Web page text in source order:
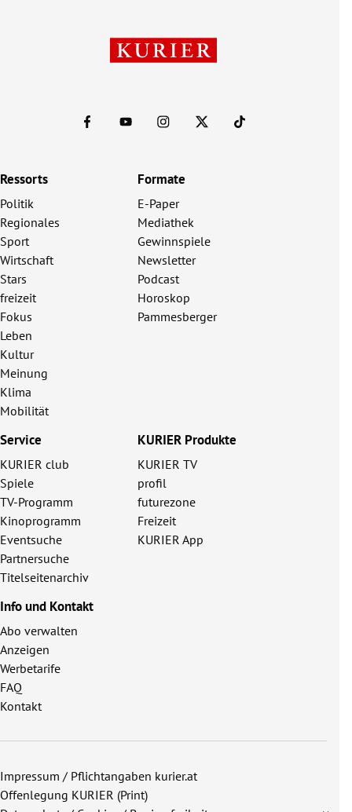
Ressorts
Politik
Regionales
Sport
Wirtschaft
Stars
freizeit
Fokus
Leben
Kultur
Meinung
Klima
Mobilität
Formate
E-Paper
Mediathek
Gewinnspiele
Newsletter
Podcast
Horoskop
Pammesberger
Service
KURIER club
Spiele
TV-Programm
Kinoprogramm
Eventsuche
Partnersuche
Titelseitenarchiv
KURIER Produkte
KURIER TV
profil
futurezone
Freizeit
KURIER App
Info und Kontakt
Abo verwalten
Anzeigen
Werbetarife
FAQ
Kontakt
Impressum / Pflichtangaben kurier.at
Offenlegung KURIER (Print)